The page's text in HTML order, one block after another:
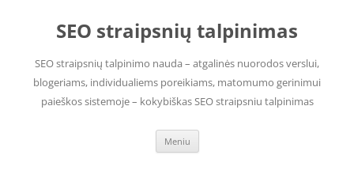
SEO straipsnių talpinimas
SEO straipsnių talpinimo nauda – atgalinės nuorodos verslui,
blogeriams, individualiems poreikiams, matomumo gerinimui
paieškos sistemoje – kokybiškas SEO straipsniu talpinimas
Meniu